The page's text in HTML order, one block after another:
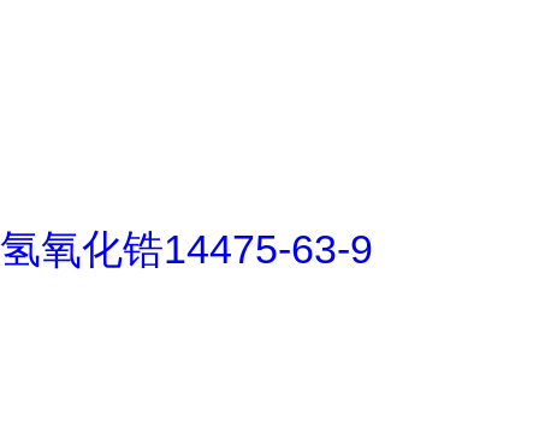
氢氧化锆14475-63-9